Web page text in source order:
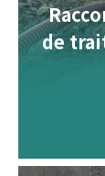
de